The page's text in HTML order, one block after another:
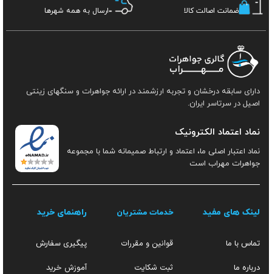
ضمانت اصالت کالا ارسال به همه شهرها
دارای سابقه درخشان و تجربه ارزشمند در ارائه جواهرات و سنگهای زینتی
اصیل در سرتاسر ایران.
نماد اعتماد الکترونیک
نماد اعتبار اصلی ما، اعتماد و ارتباط صمیمانه شما با مجموعه
جواهرات مهراب است
لینک های مفید
تماس با ما
درباره ما
خدمات مشتریان
قوانین و مقررات
ثبت شکایت
راهنمای خرید
پیگیری سفارش
آموزش خرید